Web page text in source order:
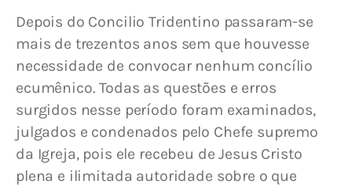
Depois do Concilio Tridentino passaram-se
mais de trezentos anos sem que houvesse
necessidade de convocar nenhum concílio
ecumênico. Todas as questões e erros
surgidos nesse período foram examinados,
julgados e condenados pelo Chefe supremo
da Igreja, pois ele recebeu de Jesus Cristo
plena e ilimitada autoridade sobre o que